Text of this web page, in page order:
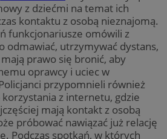
z dziećmi na temat ich
kontaktu z osobą nieznajomą.
funkcjonariusze omówili z
odmawiać, utrzymywać dystans,
prawo się bronić, aby
oprawcy i uciec w
przypomnieli również
z internetu, gdzie
mają kontakt z osobą
próbować nawiązać już relację
Podczas spotkań, w których